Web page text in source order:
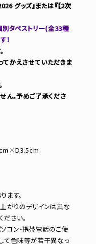
グッズ』または『【2次
別タペストリー(全33種
！
かえさせていただきま
ん。予めご了承くださ
ます。
がりのデザインは異な
さい。
コン・携帯電話のご使
て色味等が若干異なっ